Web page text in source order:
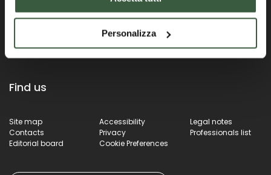
Personalizza
Find us
Site map Accessibility
Legal notes
Contacts
Privacy
Professionals list
Editorial board
Cookie Preferences